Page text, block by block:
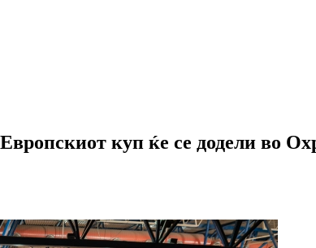
куп ќе се додели во